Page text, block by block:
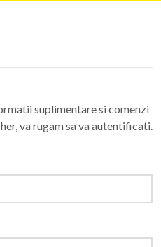
suplimentare si comenzi
va rugam sa va autentificati.